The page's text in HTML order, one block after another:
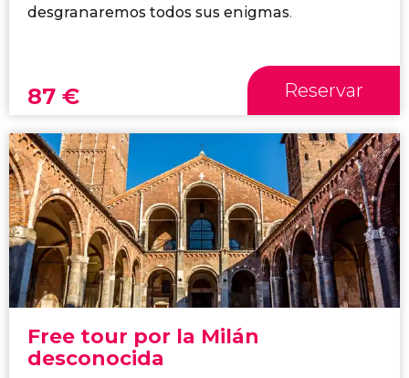
desgranaremos todos sus enigmas.
87 € Reservar
Free tour por la Milán
desconocida